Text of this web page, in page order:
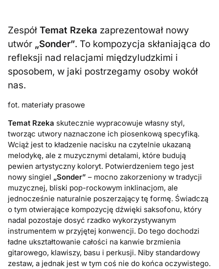
ZespółTemat Rzeka zaprezentował nowy
utwór „Sonder”. To kompozycja skłaniająca do
refleksji nad relacjami międzyludzkimi i
sposobem, w jaki postrzegamy osoby wokół
nas.
fot. materiały prasowe
Temat Rzeka skutecznie wypracowuje własny styl,
tworząc utwory naznaczone ich piosenkową specyfiką.
Wciąż jest to kładzenie nacisku na czytelnie ukazaną
melodykę, ale z muzycznymi detalami, które budują
pewien artystyczny koloryt. Potwierdzeniem tego jest
nowy singiel „Sonder” – mocno zakorzeniony w tradycji
muzycznej, bliski pop-rockowym inklinacjom, ale
jednocześnie naturalnie poszerzający tę formę. Świadczą
o tym otwierające kompozycję dźwięki saksofonu, który
nadal pozostaje dosyć rzadko wykorzystywanym
instrumentem w przyjętej konwencji. Do tego dochodzi
ładne ukształtowanie całości na kanwie brzmienia
gitarowego, klawiszy, basu i perkusji. Niby standardowy
zestaw, a jednak jest w tym coś nie do końca oczywistego.